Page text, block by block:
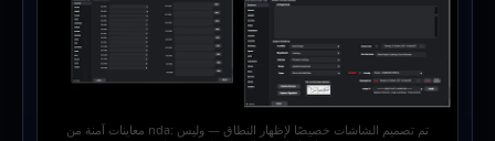
معاينات آمنة من nda: تم تصميم الشاشات خصيصًا لإظهار النطاق — وليس